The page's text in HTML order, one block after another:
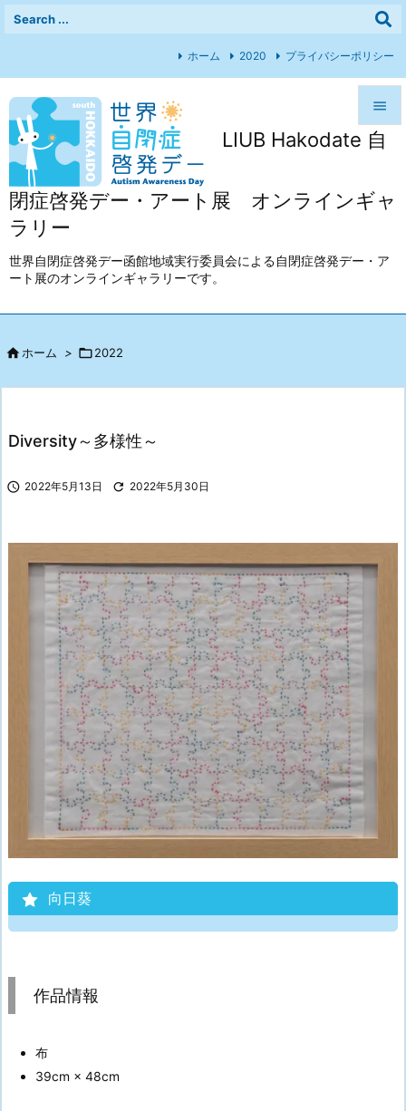
LIUB Hakodate 自
閉症啓発デー・アート展 オンラインギャ
ラリー
世界自閉症啓発デー函館地域実行委員会による自閉症啓発デー・ア
ート展のオンラインギャラリーです。



前へ
次へ
ホーム 2020 プライバシーポリシー
ホーム > 2022
Diversity～多様性～
 2022年5月13日  2022年5月30日
向日葵
作品情報
布
39cm × 48cm